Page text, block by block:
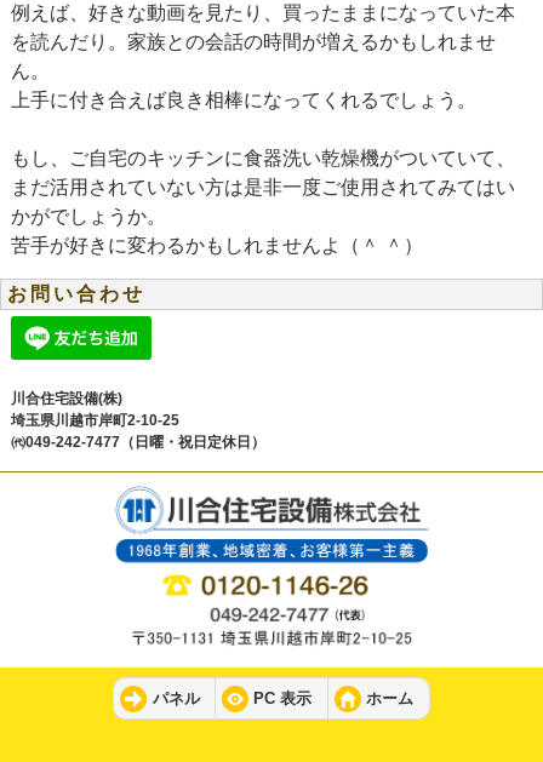
例えば、好きな動画を見たり、買ったままになっていた本
を読んだり。家族との会話の時間が増えるかもしれませ
ん。
上手に付き合えば良き相棒になってくれるでしょう。
もし、ご自宅のキッチンに食器洗い乾燥機がついていて、
まだ活用されていない方は是非一度ご使用されてみてはい
かがでしょうか。
苦手が好きに変わるかもしれませんよ（＾ ＾）
お問い合わせ
川合住宅設備(株)
埼玉県川越市岸町2-10-25
㈹049-242-7477（日曜・祝日定休日）
パネル PC 表示 ホーム